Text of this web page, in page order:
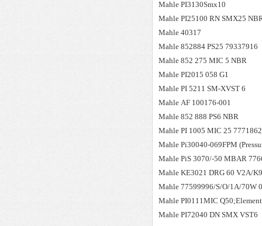
Mahle PI3130Smx10
Mahle PI25100 RN SMX25
Mahle 40317
Mahle 852884 PS25 79337916
Mahle 852 275 MIC 5 NBR
Mahle PI2015 058 G1
Mahle PI 5211 SM-XVST 6
Mahle AF 100176-001
Mahle 852 888 PS6 NBR
Mahle PI 1005 MIC 25
Mahle Pi30040-069FPM
Mahle PiS 3070/-50 MBAR
Mahle KE3021 DRG 60 V2A/
Mahle 77599996/S/O/1A/70W
Mahle PI0111MIC
Mahle PI72040 DN SMX VST6